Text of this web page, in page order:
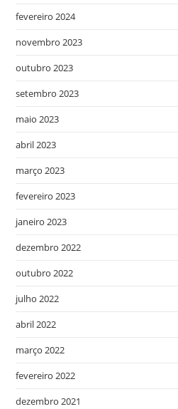
fevereiro 2024
novembro 2023
outubro 2023
setembro 2023
maio 2023
abril 2023
março 2023
fevereiro 2023
janeiro 2023
dezembro 2022
outubro 2022
julho 2022
abril 2022
março 2022
fevereiro 2022
dezembro 2021